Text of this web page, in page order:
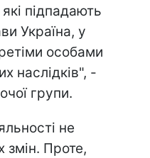
підпадають
Україна, у
особами
наслідків", -
групи.
не
змін. Проте,